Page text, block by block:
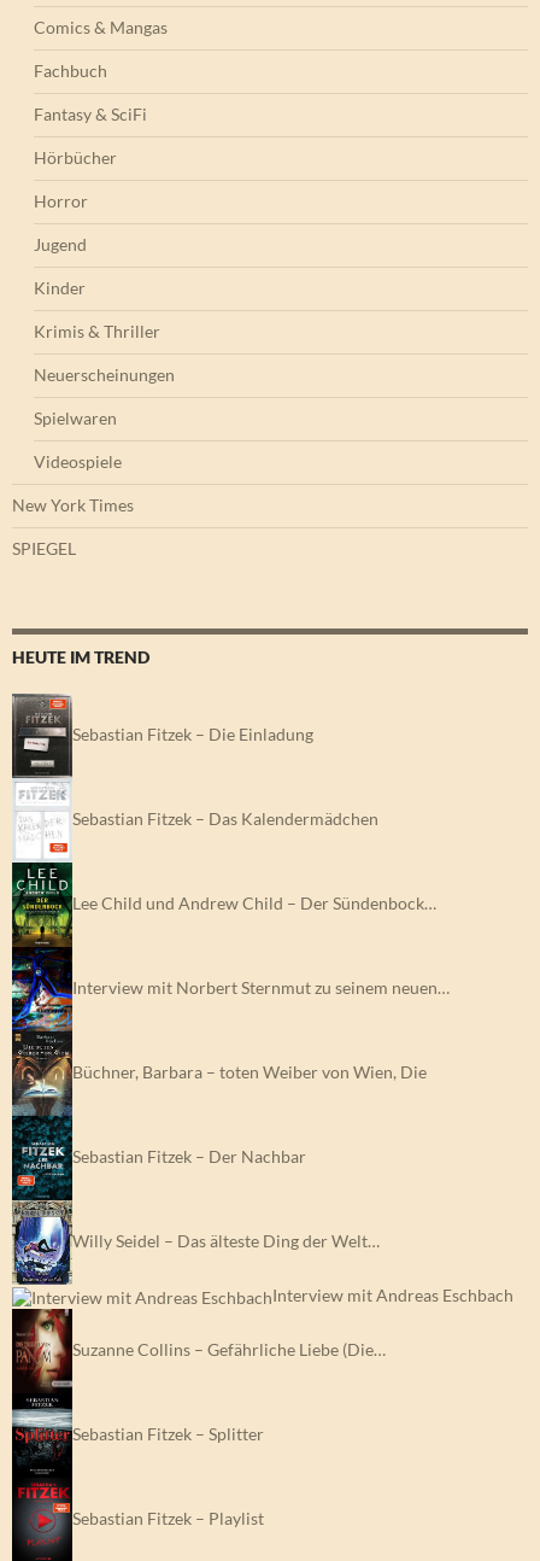
Comics & Mangas
Fachbuch
Fantasy & SciFi
Hörbücher
Horror
Jugend
Kinder
Krimis & Thriller
Neuerscheinungen
Spielwaren
Videospiele
New York Times
SPIEGEL
HEUTE IM TREND
Sebastian Fitzek – Die Einladung
Sebastian Fitzek – Das Kalendermädchen
Lee Child und Andrew Child – Der Sündenbock…
Interview mit Norbert Sternmut zu seinem neuen…
Büchner, Barbara – toten Weiber von Wien, Die
Sebastian Fitzek – Der Nachbar
Willy Seidel – Das älteste Ding der Welt…
Interview mit Andreas Eschbach
Suzanne Collins – Gefährliche Liebe (Die…
Sebastian Fitzek – Splitter
Sebastian Fitzek – Playlist